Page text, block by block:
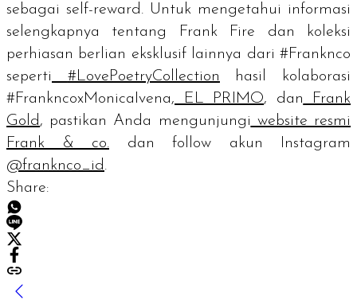
sebagai self-reward . Untuk mengetahui informasi
selengkapnya tentang Frank Fire dan koleksi
perhiasan berlian eksklusif lainnya dari #Franknco
seperti
#LovePoetryCollection hasil kolaborasi
#FrankncoxMonicaIvena,
EL PRIMO, dan
Frank
Gold , pastikan Anda mengunjungi website resmi
Frank & co. dan follow akun Instagram
@franknco_id .
Share: